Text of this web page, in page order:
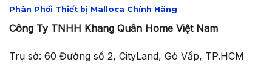
Phân Phối Thiết bị Malloca Chính Hãng
Công Ty TNHH Khang Quân Home Việt Nam
Trụ sở: 60 Đường số 2, CityLand, Gò Vấp, TP.HCM